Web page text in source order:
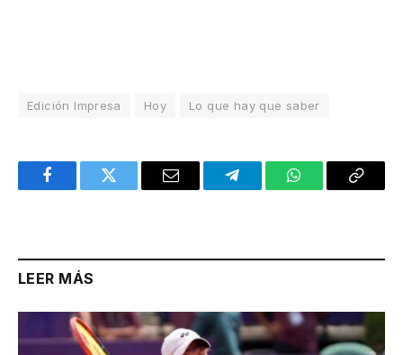
Edición Impresa Hoy Lo que hay que saber
FacebookTwitter Email TelegramWhatsAppCopy
LEER MÁS